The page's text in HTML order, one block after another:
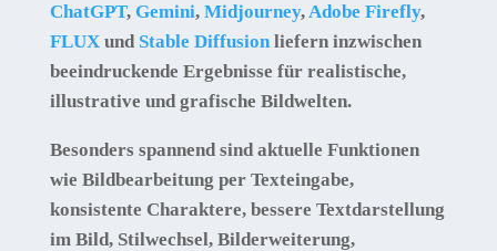
ChatGPT, Gemini, Midjourney,Adobe Firefly,
FLUXund Stable Diffusionliefern inzwischen
beeindruckende Ergebnisse für realistische,
illustrative und grafische Bildwelten.
Besonders spannend sind aktuelle Funktionen
wie Bildbearbeitung per Texteingabe,
konsistente Charaktere, bessere Textdarstellung
im Bild, Stilwechsel, Bilderweiterung,